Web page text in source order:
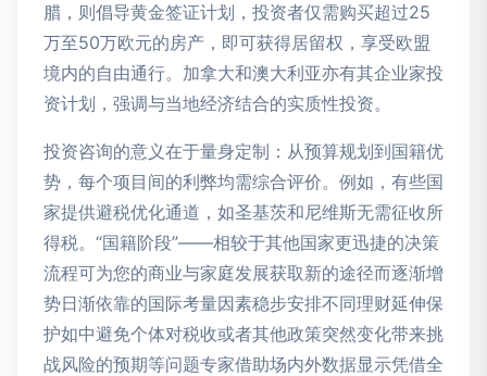
腊，则倡导黄金签证计划，投资者仅需购买超过25
万至50万欧元的房产，即可获得居留权，享受欧盟
境内的自由通行。加拿大和澳大利亚亦有其企业家投
资计划，强调与当地经济结合的实质性投资。
投资咨询的意义在于量身定制：从预算规划到国籍优
势，每个项目间的利弊均需综合评价。例如，有些国
家提供避税优化通道，如圣基茨和尼维斯无需征收所
得税。“国籍阶段”——相较于其他国家更迅捷的决策
流程可为您的商业与家庭发展获取新的途径而逐渐增
势日渐依靠的国际考量因素稳步安排不同理财延伸保
护如中避免个体对税收或者其他政策突然变化带来挑
战风险的预期等问题专家借助场内外数据显示凭借全